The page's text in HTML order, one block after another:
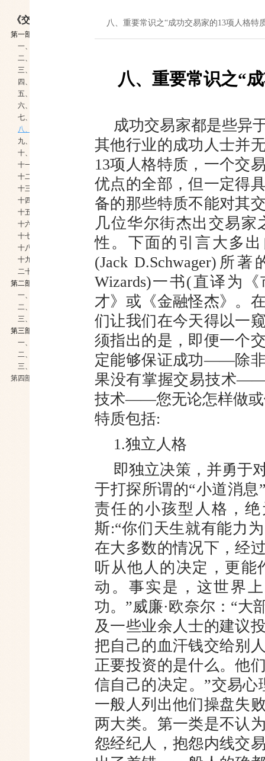
《交易大师之路——黄金、白银等贵金属交易战法》
第一部分 交易之术——不愤不启 不悱不发
一、我们生活的时代
二、贵金属市场存在的理由及生命的周期
三、贵金属市场对投资人与投机者的非凡意义
四、有无幕后推手（谁是幕后推手)
五、市场参与者的定位及各方盈利模式(谁在赔钱)
六、贵金属市场的一般常识
七、重要常识之“贵金属市场可以寄予多大的数学期望”
八、重要常识之“成功交易家的13项人格特质”
九、重要常识之“心态”
十、重要常识之“耐心、定性与定力，成为交易高手需要多长时间”
十一、重要常识之“资金的安排”
十二、重要常识之“合约到期日”
十三、重要常识之“交易的时间”
十四、重要常识之“交易的品种”
十五、重要常识之“保证金与杠杆率”
十六、重要常识之“费用及集中交易平台的比较”
十七、重要常识之“合约的构成及如何计算”
十八、重要常识之“交易软件的选择”
十九、重要常识之“银现自由转账的方式”
二十、重要常识之“主要交易平台”
第二部分 宏观之论——山舞银蛇 原驰蜡象
一、贵金属市场的基本面
二、贵金属市场的技术面
三、不同市场参与者对市场的认识
第三部分 微观之策——知否知否 应是绿肥红瘦
一、程式化交易
二、交易模式的确认（职业高手个性化交易方式的艰难抉择）
三、笔者的交易战法
第四部分 补出夏门行——绕树三匝 何枝可依
八、重要常识之“成功交易家的13项人格特
八、重要常识之“
成功交易家都是些异
其他行业的成功人士并
13项人格特质，一个交
优点的全部，但一定得
备的那些特质不能对其
几位华尔街杰出交易
性。下面的引言大多
(Jack D.Schwager)所
Wizards)一书(直译为
才》或《金融怪杰》。
们让我们在今天得以一
须指出的是，即便一个
定能够保证成功——除
果没有掌握交易技术
技术——您无论怎样做或
特质包括:
1.独立人格
即独立决策，并勇于
于打探所谓的“小道消息
责任的小孩型人格，
斯:“你们天生就有能力
在大多数的情况下，经
听从他人的决定，更能
动。事实是，这世界
功。”威廉·欧奈尔：“大
及一些业余人士的建议
把自己的血汗钱交给别
正要投资的是什么。他
信自己的决定。”交易
一般人列出他们操盘失
两大类。第一类是不认
怨经纪人，抱怨内线交